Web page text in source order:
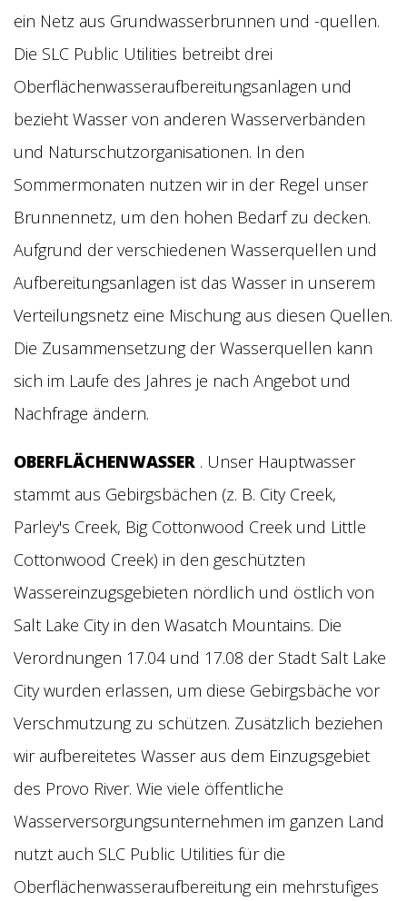
ein Netz aus Grundwasserbrunnen und -quellen.
Die SLC Public Utilities betreibt drei
Oberflächenwasseraufbereitungsanlagen und
bezieht Wasser von anderen Wasserverbänden
und Naturschutzorganisationen. In den
Sommermonaten nutzen wir in der Regel unser
Brunnennetz, um den hohen Bedarf zu decken.
Aufgrund der verschiedenen Wasserquellen und
Aufbereitungsanlagen ist das Wasser in unserem
Verteilungsnetz eine Mischung aus diesen Quellen.
Die Zusammensetzung der Wasserquellen kann
sich im Laufe des Jahres je nach Angebot und
Nachfrage ändern.
OBERFLÄCHENWASSER . Unser Hauptwasser
stammt aus Gebirgsbächen (z. B. City Creek,
Parley's Creek, Big Cottonwood Creek und Little
Cottonwood Creek) in den geschützten
Wassereinzugsgebieten nördlich und östlich von
Salt Lake City in den Wasatch Mountains. Die
Verordnungen 17.04 und 17.08 der Stadt Salt Lake
City wurden erlassen, um diese Gebirgsbäche vor
Verschmutzung zu schützen. Zusätzlich beziehen
wir aufbereitetes Wasser aus dem Einzugsgebiet
des Provo River. Wie viele öffentliche
Wasserversorgungsunternehmen im ganzen Land
nutzt auch SLC Public Utilities für die
Oberflächenwasseraufbereitung ein mehrstufiges